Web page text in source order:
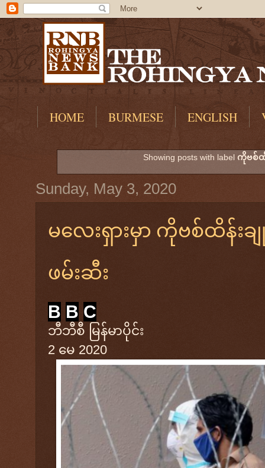
HOME BURMESE ENGLISH
Showing posts with label ကိုဗစ်ထိ
Sunday, May 3, 2020
မလေးရှားမှာ ကိုဗစ်ထိန်း
ဖမ်းဆီး
B B C
ဘီဘီစီ မြန်မာပိုင်း
2 မေ 2020